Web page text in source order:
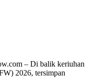
– Di balik keriuhan
2026, tersimpan